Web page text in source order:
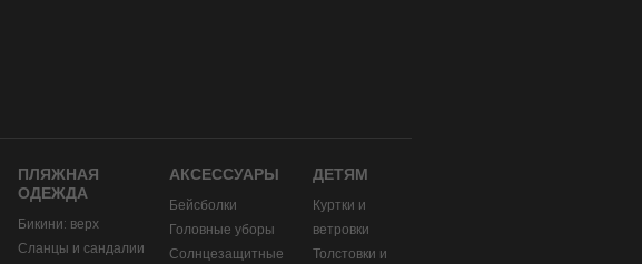
ПЛЯЖНАЯ
ОДЕЖДА
Бикини: верх
Сланцы и сандалии
АКСЕССУАРЫ
Бейсболки
Головные уборы
Солнцезащитные
ДЕТЯМ
Куртки и
ветровки
Толстовки и